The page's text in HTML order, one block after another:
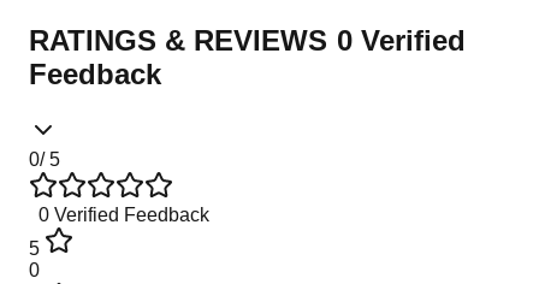
RATINGS & REVIEWS 0 Verified
Feedback
0/ 5
0 Verified Feedback
5
0